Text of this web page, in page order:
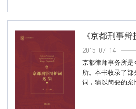
《京都刑事辩
2015-07-14
京都律师事务所是
所。本书收录了部
词，辅以简要的案